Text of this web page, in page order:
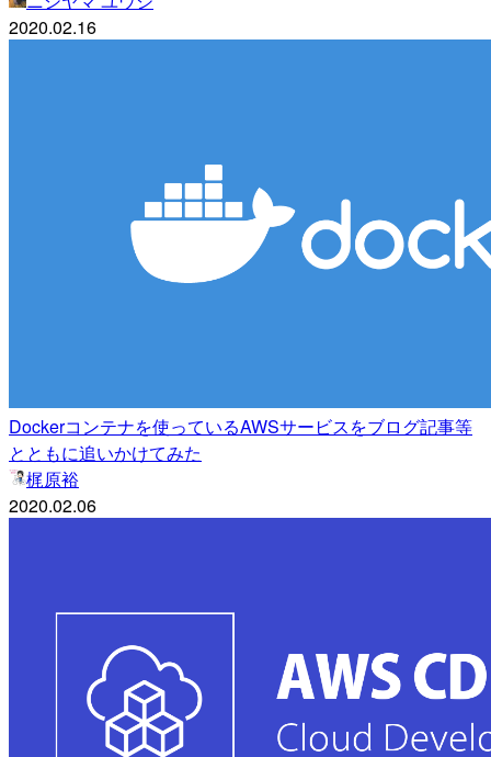
2020.02.16
Dockerコンテナを使っているAWSサービスをブログ記事等
とともに追いかけてみた
梶原裕
2020.02.06